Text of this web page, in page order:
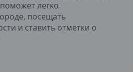
легко
посещать
и ставить отметки о